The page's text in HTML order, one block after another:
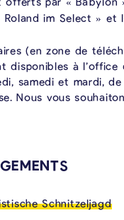
Roland im Select» et
(en zone de
disponibles à l’office
samedi et mardi, de
Nous vous
Schnitzeljagd